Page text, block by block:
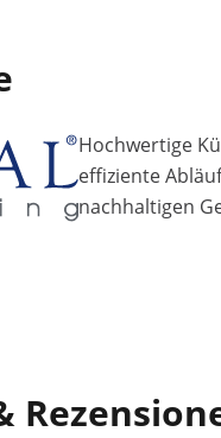
Hochwertige
effiziente
nachhaltigen